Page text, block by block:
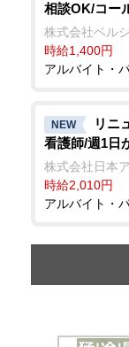
相談OK/コー
株式会社ベル
時給1,400円
アルバイト・
NEW
リニ
看護師/週1日
株式会社日本
時給2,010円
アルバイト・